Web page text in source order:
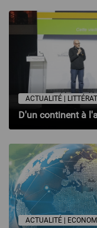
ACTUALITÉ |
D'un continent à
ACTUALITÉ |